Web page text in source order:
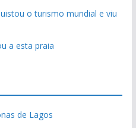
o turismo mundial e viu
a esta praia
de Lagos